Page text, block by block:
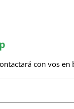
con vos en